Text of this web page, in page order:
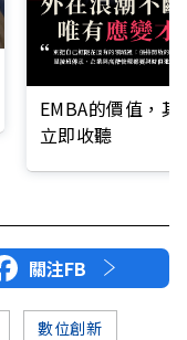
EMBA的價值，
立即收聽
關注FB
數位創新